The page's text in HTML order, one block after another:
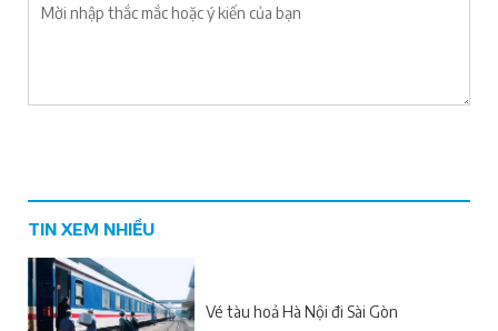
TIN XEM NHIỀU
Vé tàu hoả Hà Nội đi Sài Gòn